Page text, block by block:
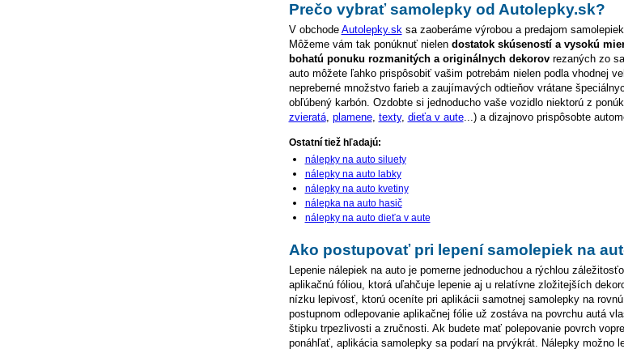
Prečo vybrať samolepky od Autolepky.sk?
V obchode Autolepky.sksa zaoberáme výrobou a predajom
Môžeme vám tak ponúknuť nielen dostatok skúseností a vysokú
bohatú ponuku rozmanitých a originálnych dekorovrezaných zo
auto môžete ľahko prispôsobiť vašim potrebám nielen podla vhodnej
nepreberné množstvo farieb a zaujímavých odtieňov vrátane
obľúbený karbón. Ozdobte si jednoducho vaše vozidlo niektorú z
zvieratá, plamene, texty, dieťa v aute...) a dizajnovo prispôsobte
Ostatní tiež hľadajú:
nálepky na auto siluety
nálepky na auto labky
nálepky na auto kvetiny
nálepka na auto hasič
nálepky na auto dieťa v aute
Ako postupovať pri lepení samolepiek na
Lepenie nálepiek na auto je pomerne jednoduchou a rýchlou
aplikačnú fóliou, ktorá uľahčuje lepenie aj u relatívne zložitejších
nízku lepivosť, ktorú oceníte pri aplikácii samotnej samolepky na
postupnom odlepovanie aplikačnej fólie už zostáva na povrchu autá
štipku trpezlivosti a zručnosti. Ak budete mať polepovanie povrch
ponáhľať, aplikácia samolepky sa podarí na prvýkrát. Nálepky možno